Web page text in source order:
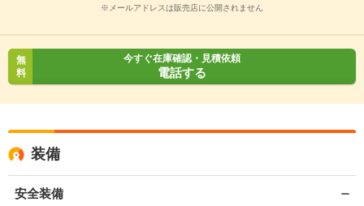
※メールアドレスは販売店に公開されません
無
料
今すぐ在庫確認・見積依頼
電話する
装備
安全装備